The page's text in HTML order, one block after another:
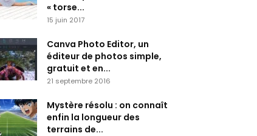
« torse...
15 juin 2017
Canva Photo Editor, un
éditeur de photos simple,
gratuit et en...
21 septembre 2016
Mystère résolu : on connaît
enfin la longueur des
terrains de...